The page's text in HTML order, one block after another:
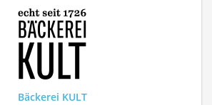
Bäckerei KULT